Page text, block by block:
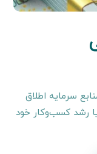
سرمایه اطلاق
رشد کسب‌وکار خود